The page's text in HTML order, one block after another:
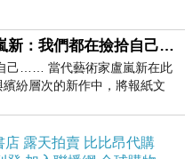
英文免費學英文的網
看ted學英文 40歲學
國立」風波究責 馮
當代藝術家盧嵐新：我們都在撿拾自己，將散落的情緒與碎片，拼回生命完整的輪廓
己…… 當代藝術家盧嵐新在此
紛層次的新作中，將報紙文
顏料層層
店 露天拍賣 比比昂代購